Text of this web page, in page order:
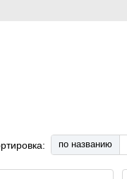
по названию